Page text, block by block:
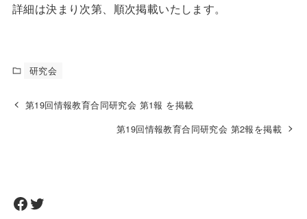
詳細は決まり次第、順次掲載いたします。
研究会
第19回情報教育合同研究会 第1報 を掲載
第19回情報教育合同研究会 第2報を掲載
Facebook
Twitter